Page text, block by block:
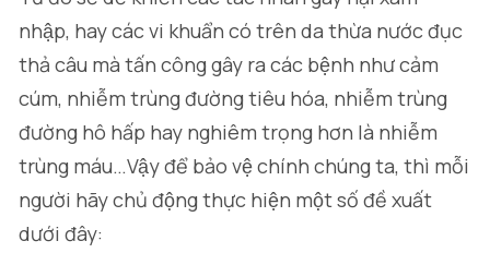
nhập, hay các vi khuẩn có trên da thừa nước đục
thả câu mà tấn công gây ra các bệnh như cảm
cúm, nhiễm trùng đường tiêu hóa, nhiễm trùng
đường hô hấp hay nghiêm trọng hơn là nhiễm
trùng máu…Vậy để bảo vệ chính chúng ta, thì mỗi
người hãy chủ động thực hiện một số đề xuất
dưới đây: